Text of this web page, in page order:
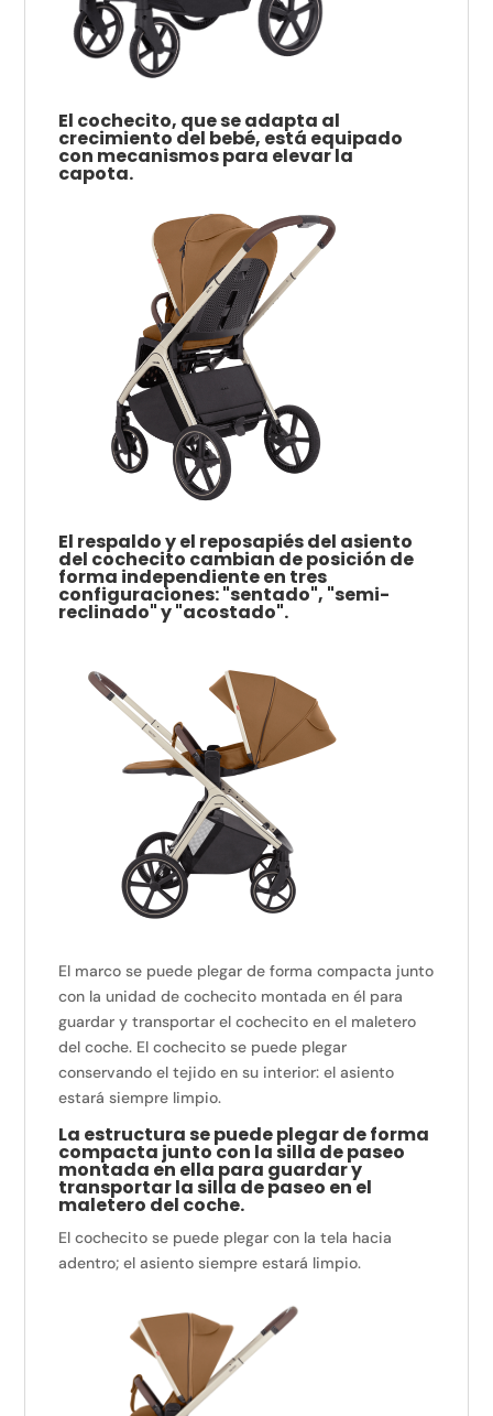
El cochecito, que se adapta al
crecimiento del bebé, está equipado
con mecanismos para elevar la
capota.
El respaldo y el reposapiés del asiento
del cochecito cambian de posición de
forma independiente en tres
configuraciones: "sentado", "semi-
reclinado" y "acostado".
El marco se puede plegar de forma compacta junto
con la unidad de cochecito montada en él para
guardar y transportar el cochecito en el maletero
del coche. El cochecito se puede plegar
conservando el tejido en su interior: el asiento
estará siempre limpio.
La estructura se puede plegar de forma
compacta junto con la silla de paseo
montada en ella para guardar y
transportar la silla de paseo en el
maletero del coche.
El cochecito se puede plegar con la tela hacia
adentro; el asiento siempre estará limpio.